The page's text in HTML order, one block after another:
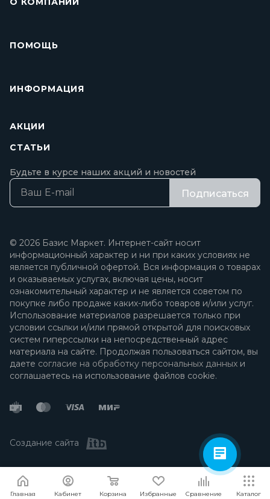
ПОМОЩЬ
ИНФОРМАЦИЯ
АКЦИИ
СТАТЬИ
Будьте в курсе наших акций и новостей
Подписаться
© 2026 Базис Маркет. Интернет-сайт носит
информационный характер и ни при каких условиях не
является публичной офертой. Вся информация о товарах
и оказываемых услугах, включая цены, носит
ознакомительный характер и не является советом по
покупке либо продаже каких-либо товаров и/или услуг.
Использование материалов разрешается только при
условии ссылки и/или прямой открытой для поисковых
систем гиперссылки на непосредственный адрес
материала на сайте. Продолжая пользоваться сайтом, вы
даете согласие на обработку персональных данных и
соглашаетесь на использование файлов cookie.
Создание сайта
Главная Кабинет Корзина Избранные Сравнение Каталог
Мы используем файлы cookie. Подробнее Я согласен